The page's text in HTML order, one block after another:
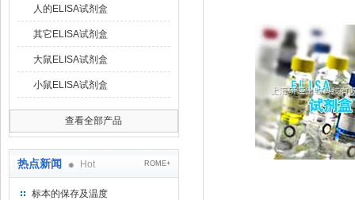
人的ELISA试剂盒
其它ELISA试剂盒
大鼠ELISA试剂盒
小鼠ELISA试剂盒
查看全部产品
热点新闻 Hot ROME+
标本的保存及温度